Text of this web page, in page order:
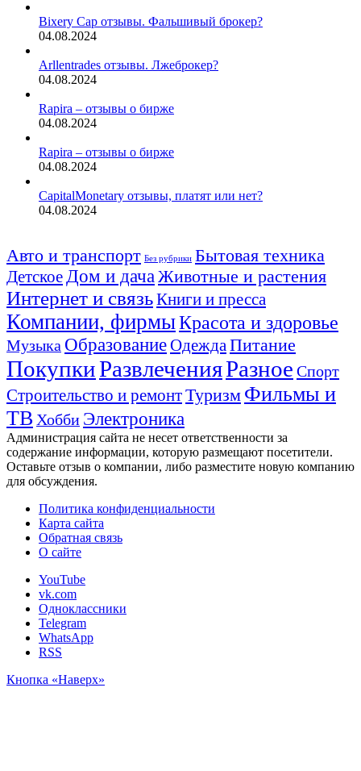
Bixery Cap отзывы. Фальшивый брокер?
04.08.2024
Arllentrades отзывы. Лжеброкер?
04.08.2024
Rapira – отзывы о бирже
04.08.2024
Rapira – отзывы о бирже
04.08.2024
CapitalMonetary отзывы, платят или нет?
04.08.2024
Авто и транспорт Без рубрики Бытовая техника
Детское Дом и дача Животные и растения
Интернет и связьКниги и пресса
Компании, фирмыКрасота и здоровье
Музыка ОбразованиеОдежда Питание
ПокупкиРазвлеченияРазное Спорт
Строительство и ремонтТуризм Фильмы и
ТВ Хобби Электроника
Администрация сайта не несет ответственности за
содержание информации, которую размещают посетители.
Оставьте отзыв о компании, либо разместите новую компанию
для обсуждения.
Политика конфиденциальности
Карта сайта
Обратная связь
О сайте
YouTube
vk.com
Одноклассники
Telegram
WhatsApp
RSS
Кнопка «Наверх»